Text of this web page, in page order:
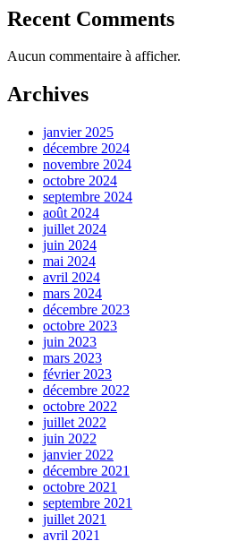
Recent Comments
Aucun commentaire à afficher.
Archives
janvier 2025
décembre 2024
novembre 2024
octobre 2024
septembre 2024
août 2024
juillet 2024
juin 2024
mai 2024
avril 2024
mars 2024
décembre 2023
octobre 2023
juin 2023
mars 2023
février 2023
décembre 2022
octobre 2022
juillet 2022
juin 2022
janvier 2022
décembre 2021
octobre 2021
septembre 2021
juillet 2021
avril 2021